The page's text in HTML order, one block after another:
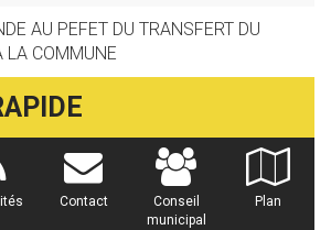
AU PEFET DU TRANSFERT DU
LA COMMUNE
Contact
Conseil
municipal
Plan